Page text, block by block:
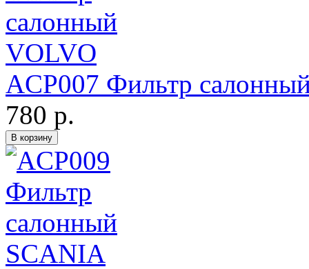
ACP007 Фильтр
780 р.